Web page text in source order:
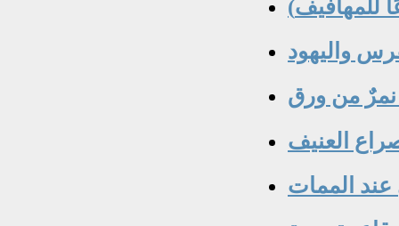
العنيف
الممات